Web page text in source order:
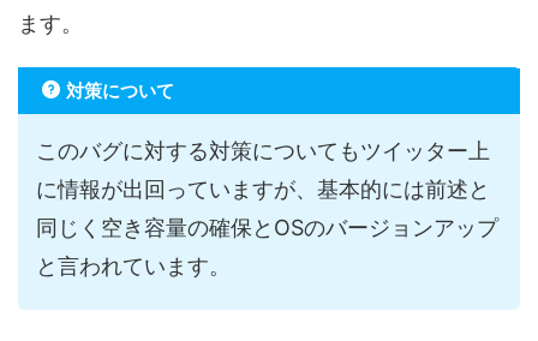
ます。
対策について
このバグに対する対策についてもツイッター上
に情報が出回っていますが、基本的には前述と
同じく空き容量の確保とOSのバージョンアップ
と言われています。